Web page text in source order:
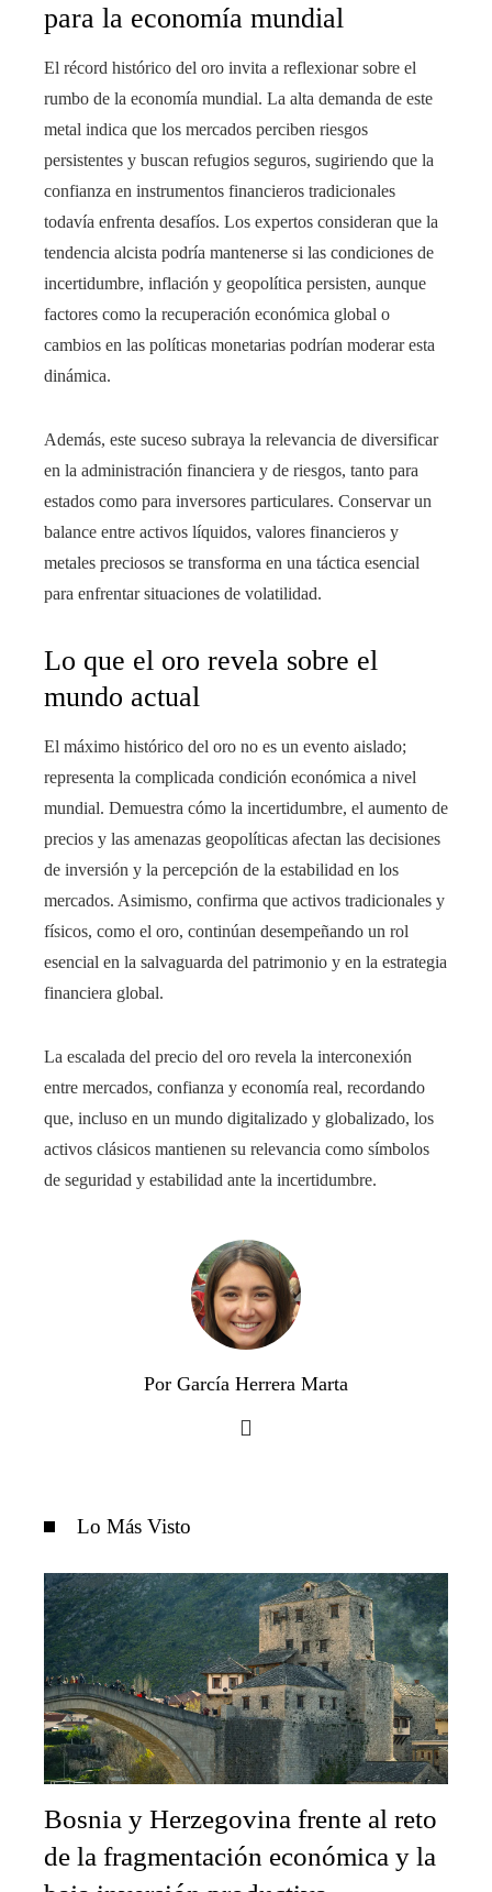
para la economía mundial
El récord histórico del oro invita a reflexionar sobre el
rumbo de la economía mundial. La alta demanda de este
metal indica que los mercados perciben riesgos
persistentes y buscan refugios seguros, sugiriendo que la
confianza en instrumentos financieros tradicionales
todavía enfrenta desafíos. Los expertos consideran que la
tendencia alcista podría mantenerse si las condiciones de
incertidumbre, inflación y geopolítica persisten, aunque
factores como la recuperación económica global o
cambios en las políticas monetarias podrían moderar esta
dinámica.
Además, este suceso subraya la relevancia de diversificar
en la administración financiera y de riesgos, tanto para
estados como para inversores particulares. Conservar un
balance entre activos líquidos, valores financieros y
metales preciosos se transforma en una táctica esencial
para enfrentar situaciones de volatilidad.
Lo que el oro revela sobre el
mundo actual
El máximo histórico del oro no es un evento aislado;
representa la complicada condición económica a nivel
mundial. Demuestra cómo la incertidumbre, el aumento de
precios y las amenazas geopolíticas afectan las decisiones
de inversión y la percepción de la estabilidad en los
mercados. Asimismo, confirma que activos tradicionales y
físicos, como el oro, continúan desempeñando un rol
esencial en la salvaguarda del patrimonio y en la estrategia
financiera global.
La escalada del precio del oro revela la interconexión
entre mercados, confianza y economía real, recordando
que, incluso en un mundo digitalizado y globalizado, los
activos clásicos mantienen su relevancia como símbolos
de seguridad y estabilidad ante la incertidumbre.
Por García Herrera Marta
Lo Más Visto
Bosnia y Herzegovina frente al reto
de la fragmentación económica y la